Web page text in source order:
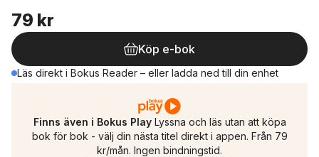
79 kr
Köp e-bok
Läs direkt i Bokus Reader – eller ladda ned till din enhet
Finns även i Bokus Play Lyssna och läs utan att köpa
bok för bok - välj din nästa titel direkt i appen. Från 79
kr/mån. Ingen bindningstid.